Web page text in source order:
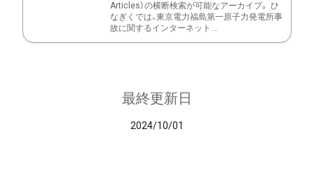
Articles）の横断検索が可能なアーカイブ。 ひ
なぎくでは、東京電力福島第一原子力発電所事
故に関するインターネット...
最終更新日
2024/10/01